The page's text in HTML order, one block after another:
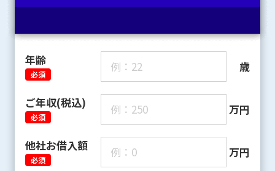
年齢 歳
ご年収(税込) 万円
他社お借入額 万円